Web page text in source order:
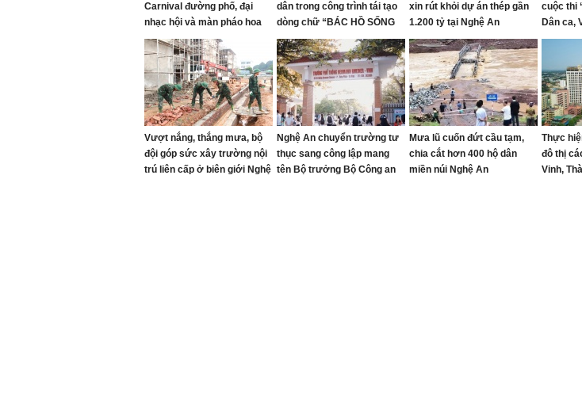
Carnival đường phố, đại
nhạc hội và màn pháo hoa
mãn nhãn
dân trong công trình tái tạo
dòng chữ “BÁC HỒ SỐNG
MÃI” trên Núi Nhón
xin rút khỏi dự án thép gần
1.200 tỷ tại Nghệ An
cuộc thi
Dân ca,
năm
Vượt nắng, thắng mưa, bộ
đội góp sức xây trường nội
trú liên cấp ở biên giới Nghệ
Nghệ An chuyển trường tư
thục sang công lập mang
tên Bộ trưởng Bộ Công an
Mưa lũ cuốn đứt cầu tạm,
chia cắt hơn 400 hộ dân
miền núi Nghệ An
Thực
đô thị
Vinh,